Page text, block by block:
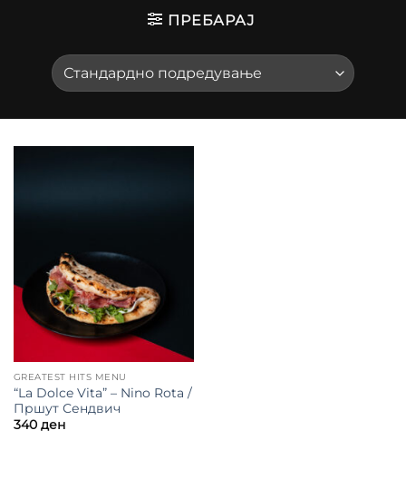
ПРЕБАРАЈ
GREATEST HITS MENU
“La Dolce Vita” – Nino Rota /
Пршут Сендвич
340 ден